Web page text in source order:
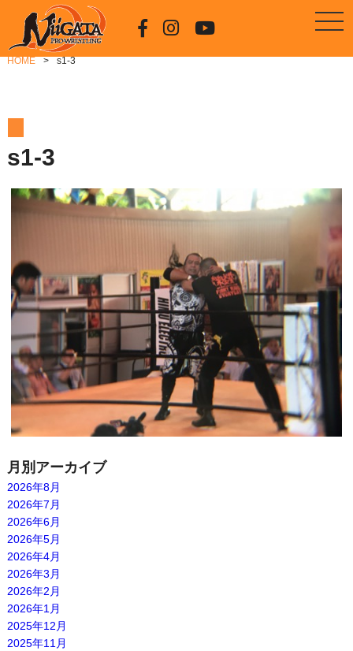
HOME s1-3
s1-3
月別アーカイブ
2026年8月
2026年7月
2026年6月
2026年5月
2026年4月
2026年3月
2026年2月
2026年1月
2025年12月
2025年11月